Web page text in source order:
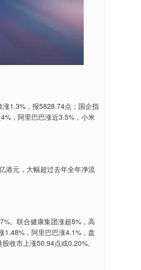
1.3%，报5828.74点；国企指
，阿里巴巴涨近3.5%，小米
元，大幅超过去年全年净流
。联合健康集团涨超8%，高
1.48%，阿里巴巴涨4.1%，盘
收市上涨50.94点或0.20%。